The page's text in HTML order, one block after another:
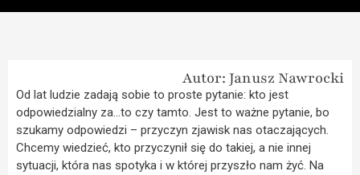
Autor: Janusz Nawrocki
Od lat ludzie zadają sobie to proste pytanie: kto jest
odpowiedzialny za…to czy tamto. Jest to ważne pytanie, bo
szukamy odpowiedzi – przyczyn zjawisk nas otaczających.
Chcemy wiedzieć, kto przyczynił się do takiej, a nie innej
sytuacji, która nas spotyka i w której przyszło nam żyć. Na